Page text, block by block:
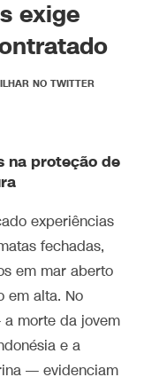
exige
na proteção de
experiências
fechadas,
em mar aberto
em alta. No
morte da jovem
e a
— evidenciam